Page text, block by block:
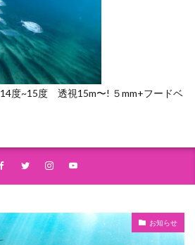
度~15度 透視15m〜! ５mm+フードベ
お知らせ